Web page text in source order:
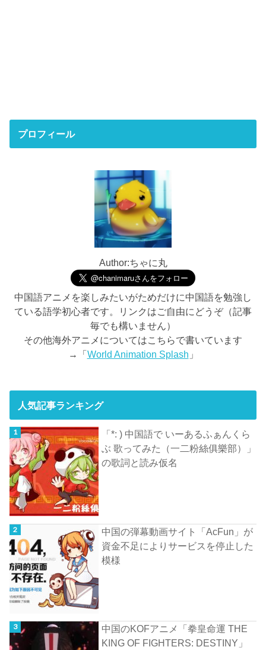
プロフィール
Author:ちゃに丸
中国語アニメを楽しみたいがためだけに中国語を勉強し
ている語学初心者です。リンクはご自由にどうぞ（記事
毎でも構いません）
その他海外アニメについてはこちらで書いています
→「World Animation Splash 」
人気記事ランキング
「*: ) 中国語で いーあるふぁんくら
ぶ 歌ってみた（一二粉絲俱樂部）」
の歌詞と読み仮名
中国の弾幕動画サイト「AcFun」が
資金不足によりサービスを停止した
模様
中国のKOFアニメ「拳皇命運 THE
KING OF FIGHTERS: DESTINY」